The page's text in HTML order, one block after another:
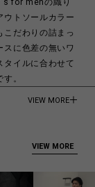
for menの織り
ウトソールカラー
だわりの詰まっ
スに色差の無いワ
タイルに合わせて
。
VIEW MORE
VIEW MORE